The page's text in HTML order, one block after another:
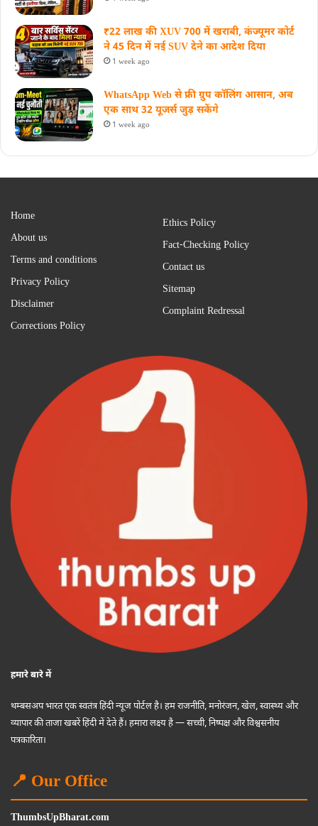
₹22 लाख की XUV 700 में खराबी, कंज्यूमर कोर्ट
ने 45 दिन में नई SUV देने का आदेश दिया
1 week ago
WhatsApp Web से फ्री ग्रुप कॉलिंग आसान, अब
एक साथ 32 यूजर्स जुड़ सकेंगे
1 week ago
Home
About us
Terms and conditions
Privacy Policy
Disclaimer
Corrections Policy
Ethics Policy
Fact-Checking Policy
Contact us
Sitemap
Complaint Redressal
हमारे बारे में
थम्बसअप भारत एक स्वतंत्र हिंदी न्यूज पोर्टल है। हम राजनीति, मनोरंजन, खेल, स्वास्थ्य और
व्यापार की ताजा खबरें हिंदी में देते हैं। हमारा लक्ष्य है — सच्ची, निष्पक्ष और विश्वसनीय
पत्रकारिता।
📍 Our Office
ThumbsUpBharat.com